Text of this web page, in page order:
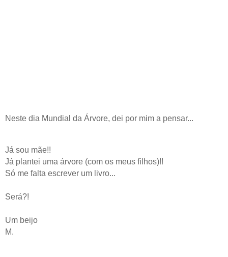
Neste dia Mundial da Árvore, dei por mim a pensar...
Já sou mãe!!
Já plantei uma árvore (com os meus filhos)!!
Só me falta escrever um livro...
Será?!
Um beijo
M.